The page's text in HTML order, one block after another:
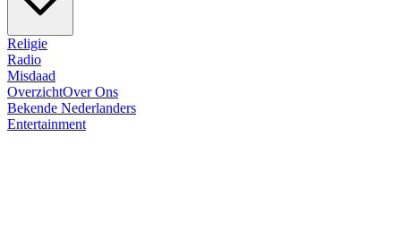
Religie
Radio
Misdaad
OverzichtOver Ons
Bekende Nederlanders
Entertainment